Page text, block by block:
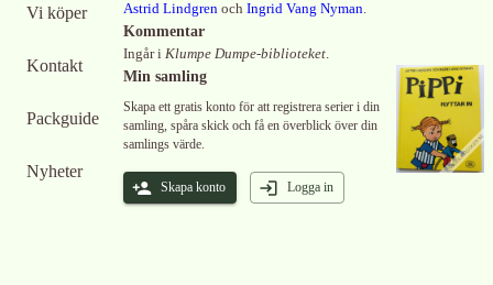
Vi köper
Kontakt
Packguide
Nyheter
Astrid Lindgren och Ingrid Vang Nyman.
Kommentar
Ingår i Klumpe Dumpe-biblioteket.
Min samling
Skapa ett gratis konto för att registrera serier i din
samling, spåra skick och få en överblick över din
samlings värde.
Skapa konto Logga in